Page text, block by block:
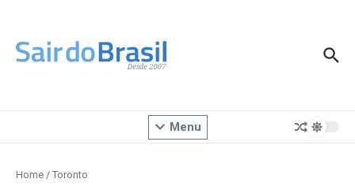
Menu
Home / Toronto